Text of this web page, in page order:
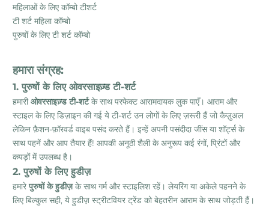
महिलाओं के लिए कॉम्बो टीशर्ट
टी शर्ट महिला कॉम्बो
पुरुषों के लिए टी शर्ट कॉम्बो
हमारा संग्रह:
1. पुरुषों के लिए ओवरसाइज़्ड टी-शर्ट
हमारीओवरसाइज़्ड टी-शर्टके साथ परफेक्ट आरामदायक लुक पाएँ। आराम और
स्टाइल के लिए डिज़ाइन की गई ये टी-शर्ट उन लोगों के लिए ज़रूरी हैं जो कैज़ुअल
लेकिन फ़ैशन-फ़ॉरवर्ड वाइब पसंद करते हैं। इन्हें अपनी पसंदीदा जींस या शॉर्ट्स के
साथ पहनें और आप तैयार हैं! आपकी अनूठी शैली के अनुरूप कई रंगों, प्रिंटों और
कपड़ों में उपलब्ध है।
2. पुरुषों के लिए हुडीज़
हमारे पुरुषों के हुडीज़के साथ गर्म और स्टाइलिश रहें। लेयरिंग या अकेले पहनने के
लिए बिल्कुल सही, ये हुडीज़ स्ट्रीटवियर ट्रेंड को बेहतरीन आराम के साथ जोड़ती हैं।